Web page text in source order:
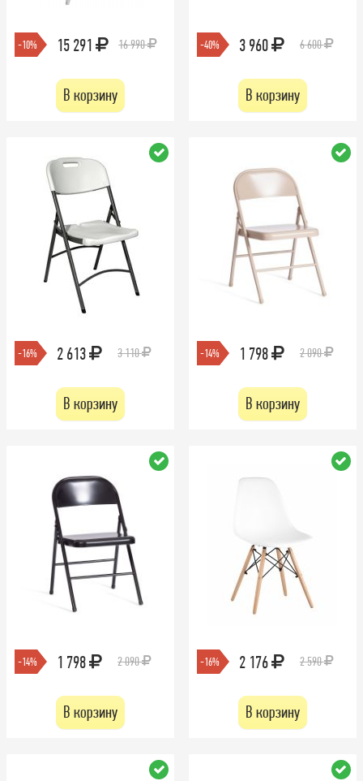
-10% 15 291 16 990
В корзину
-40% 3 960 6 600
В корзину
-16% 2 613 3 110
В корзину
-14% 1 798 2 090
В корзину
-14% 1 798 2 090
В корзину
-16% 2 176 2 590
В корзину